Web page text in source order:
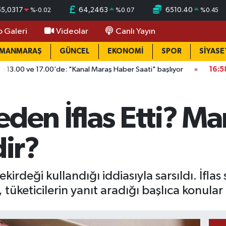
%-0.02 64,2463 %0.07 6510.40 %0.45
Galeri Videolar Canlı Yayın
GÜNCEL EKONOMİ SPOR
"Kanal Maraş Haber Saati" başlıyor 16:58 Onikişubat
İflas Etti?
kullandığı iddiasıyla sarsıldı.
yanıt aradığı başlıca konular